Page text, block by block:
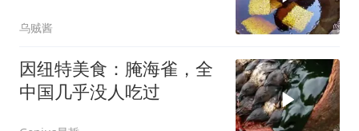
乌贼酱
因纽特美食：腌海雀，全
中国几乎没人吃过